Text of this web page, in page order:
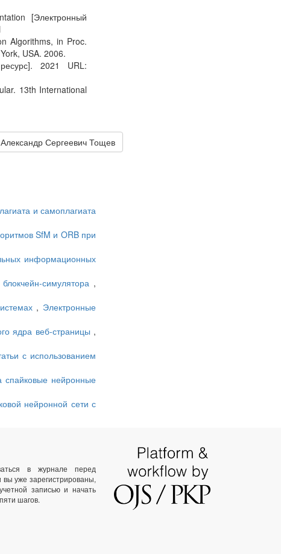
[Электронный
Algorithms, in Proc.
USA. 2006.
2021 URL:
13th International
Сергеевич Тощев
и самоплагиата
SfM и ORB при
информационных
симулятора ,
, Электронные
ядра веб-страницы ,
с использованием
спайковые нейронные
нейронной сети с
в журнале перед
уже зарегистрированы,
записью и начать
шагов.